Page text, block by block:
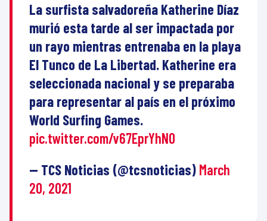
La surfista salvadoreña Katherine Díaz
murió esta tarde al ser impactada por
un rayo mientras entrenaba en la playa
El Tunco de La Libertad. Katherine era
seleccionada nacional y se preparaba
para representar al país en el próximo
World Surfing Games.
pic.twitter.com/v67EprYhN0
— TCS Noticias (@tcsnoticias) March
20, 2021